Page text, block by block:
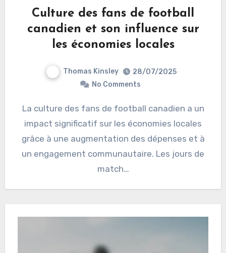
Culture des fans de football
canadien et son influence sur
les économies locales
Thomas Kinsley
28/07/2025
No Comments
La culture des fans de football canadien a un
impact significatif sur les économies locales
grâce à une augmentation des dépenses et à
un engagement communautaire. Les jours de
match…